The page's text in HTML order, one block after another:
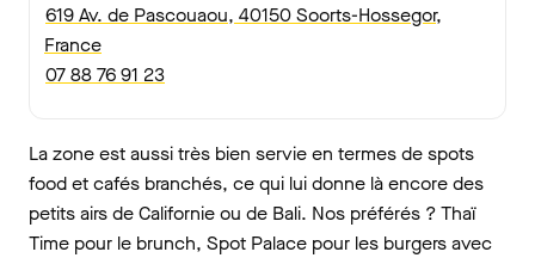
619 Av. de Pascouaou, 40150 Soorts-Hossegor,
France
07 88 76 91 23
La zone est aussi très bien servie en termes de spots
food et cafés branchés, ce qui lui donne là encore des
petits airs de Californie ou de Bali. Nos préférés ? Thaï
Time pour le brunch, Spot Palace pour les burgers avec